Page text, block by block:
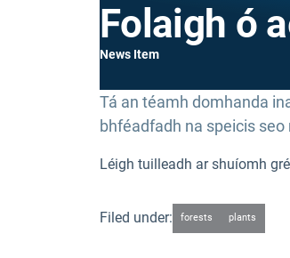
Folaigh ó
News Item
Tá an téamh domhanda
bhféadfadh na speicis
Léigh tuilleadh ar shuíomh
Filed under: forests plants